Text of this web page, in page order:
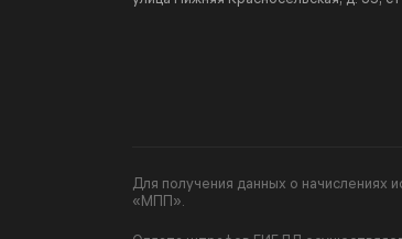
Для получения данных о
«МПП».